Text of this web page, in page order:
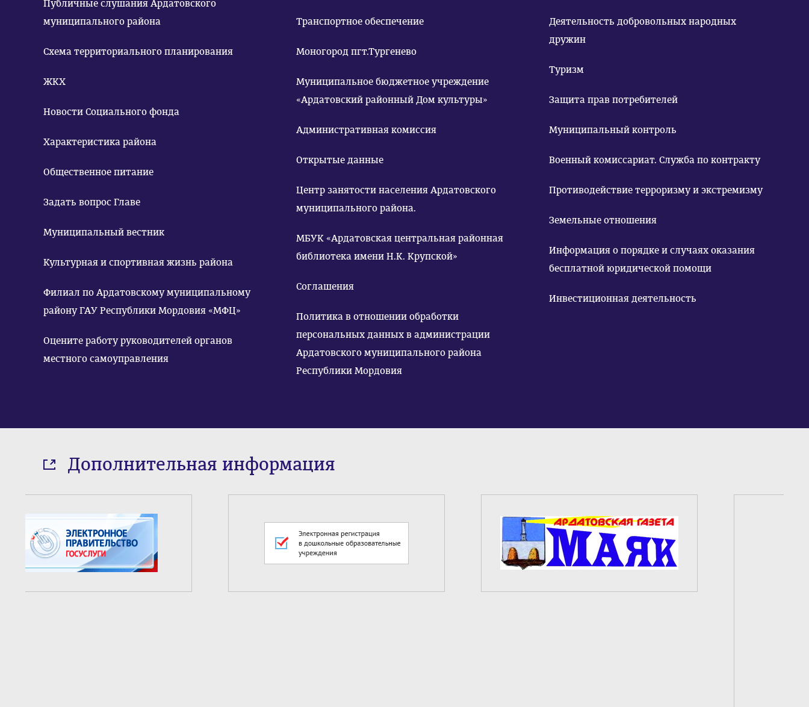
Публичные слушания Ардатовского
муниципального района
Схема территориального планирования
ЖКХ
Новости Социального фонда
Характеристика района
Общественное питание
Задать вопрос Главе
Муниципальный вестник
Культурная и спортивная жизнь района
Филиал по Ардатовскому муниципальному
району ГАУ Республики Мордовия «МФЦ»
Оцените работу руководителей органов
местного самоуправления
Транспортное обеспечение
Моногород пгт.Тургенево
Муниципальное бюджетное учреждение
«Ардатовский районный Дом культуры»
Административная комиссия
Открытые данные
Центр занятости населения Ардатовского
муниципального района.
МБУК «Ардатовская центральная районная
библиотека имени Н.К. Крупской»
Соглашения
Политика в отношении обработки
персональных данных в администрации
Ардатовского муниципального района
Республики Мордовия
Деятельность добровольных народных
дружин
Туризм
Защита прав потребителей
Муниципальный контроль
Военный комиссариат. Служба по контракту
Противодействие терроризму и экстремизму
Земельные отношения
Информация о порядке и случаях оказания
бесплатной юридической помощи
Инвестиционная деятельность
Дополнительная информация